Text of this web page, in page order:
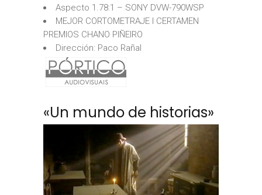
Aspecto 1.78:1 – SONY DVW-790WSP
MEJOR CORTOMETRAJE I CERTAMEN
PREMIOS CHANO PIÑEIRO
Dirección: Paco Rañal
«Un mundo de historias»